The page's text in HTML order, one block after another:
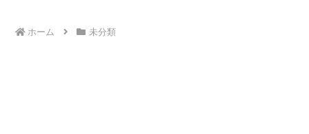
ホーム 未分類